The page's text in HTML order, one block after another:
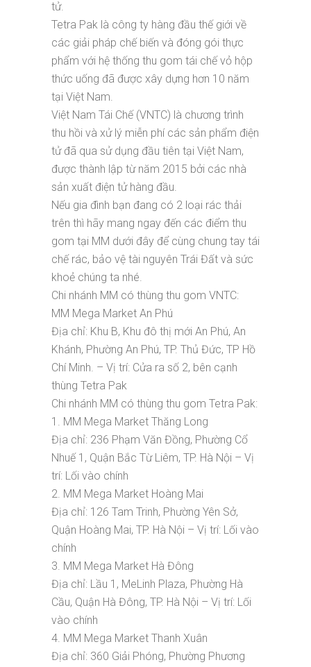
tử.
Tetra Pak là công ty hàng đầu thế giới về
các giải pháp chế biến và đóng gói thực
phẩm với hệ thống thu gom tái chế vỏ hộp
thức uống đã được xây dựng hơn 10 năm
tại Việt Nam.
Việt Nam Tái Chế (VNTC) là chương trình
thu hồi và xử lý miễn phí các sản phẩm điện
tử đã qua sử dụng đầu tiên tại Việt Nam,
được thành lập từ năm 2015 bởi các nhà
sản xuất điện tử hàng đầu.
Nếu gia đình bạn đang có 2 loại rác thải
trên thì hãy mang ngay đến các điểm thu
gom tại MM dưới đây để cùng chung tay tái
chế rác, bảo vệ tài nguyên Trái Đất và sức
khoẻ chúng ta nhé.
Chi nhánh MM có thùng thu gom VNTC:
MM Mega Market An Phú
Địa chỉ: Khu B, Khu đô thị mới An Phú, An
Khánh, Phường An Phú, TP. Thủ Đức, TP Hồ
Chí Minh. – Vị trí: Cửa ra số 2, bên cạnh
thùng Tetra Pak
Chi nhánh MM có thùng thu gom Tetra Pak:
1. MM Mega Market Thăng Long
Địa chỉ: 236 Phạm Văn Đồng, Phường Cổ
Nhuế 1, Quận Bắc Từ Liêm, TP. Hà Nội – Vị
trí: Lối vào chính
2. MM Mega Market Hoàng Mai
Địa chỉ: 126 Tam Trinh, Phường Yên Sở,
Quận Hoàng Mai, TP. Hà Nội – Vị trí: Lối vào
chính
3. MM Mega Market Hà Đông
Địa chỉ: Lầu 1, MeLinh Plaza, Phường Hà
Cầu, Quận Hà Đông, TP. Hà Nội – Vị trí: Lối
vào chính
4. MM Mega Market Thanh Xuân
Địa chỉ: 360 Giải Phóng, Phường Phương